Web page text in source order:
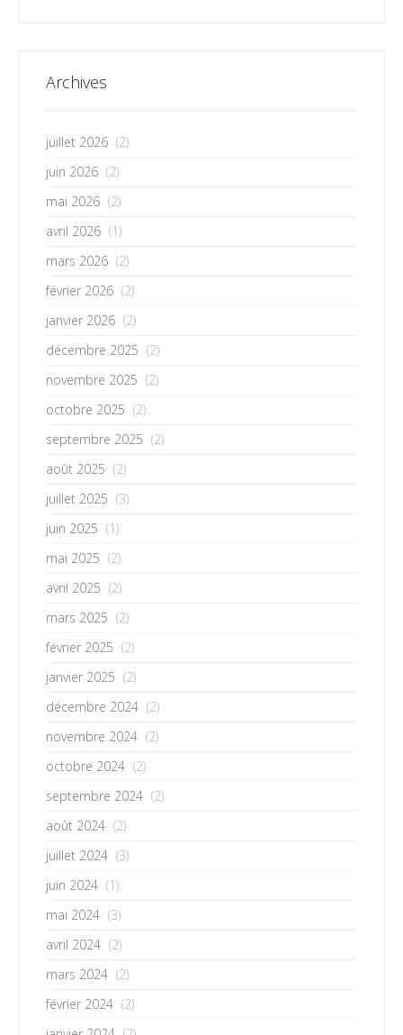
Archives
juillet 2026 (2)
juin 2026 (2)
mai 2026 (2)
avril 2026 (1)
mars 2026 (2)
février 2026 (2)
janvier 2026 (2)
décembre 2025 (2)
novembre 2025 (2)
octobre 2025 (2)
septembre 2025 (2)
août 2025 (2)
juillet 2025 (3)
juin 2025 (1)
mai 2025 (2)
avril 2025 (2)
mars 2025 (2)
février 2025 (2)
janvier 2025 (2)
décembre 2024 (2)
novembre 2024 (2)
octobre 2024 (2)
septembre 2024 (2)
août 2024 (2)
juillet 2024 (3)
juin 2024 (1)
mai 2024 (3)
avril 2024 (2)
mars 2024 (2)
février 2024 (2)